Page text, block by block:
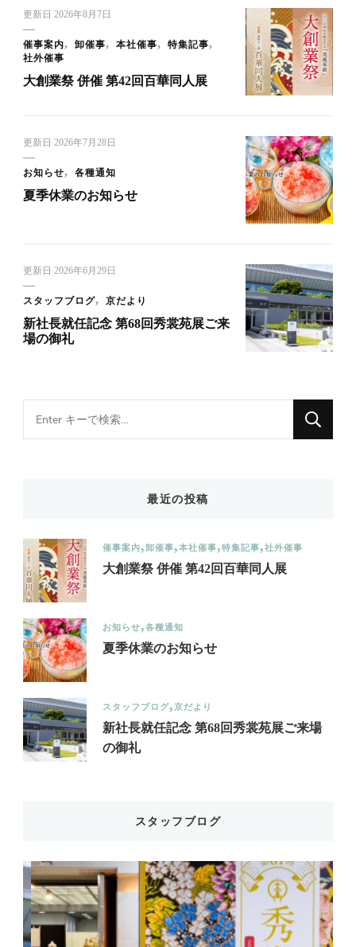
更新日 2026年8月7日
催事案内 卸催事 本社催事
特集記事
社外催事
大創業祭 併催 第42回百華同人展
更新日 2026年7月28日
お知らせ 各種通知
夏季休業のお知らせ
更新日 2026年6月29日
スタッフブログ 京だより
新社長就任記念 第68回秀裳苑展ご来
場の御礼
for
最近の投稿
催事案内 卸催事 本社催事 特集記事 社外催事
大創業祭 併催 第42回百華同人展
お知らせ 各種通知
夏季休業のお知らせ
スタッフブログ 京だより
新社長就任記念 第68回秀裳苑展ご来場
の御礼
スタッフブログ